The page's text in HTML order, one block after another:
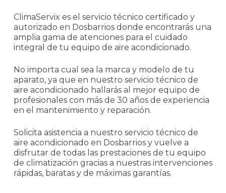
ClimaServix es el servicio técnico certificado y
autorizado en Dosbarrios donde encontrarás una
amplia gama de atenciones para el cuidado
integral de tu equipo de aire acondicionado.
No importa cual sea la marca y modelo de tu
aparato, ya que en nuestro servicio técnico de
aire acondicionado hallarás al mejor equipo de
profesionales con más de 30 años de experiencia
en el mantenimiento y reparación.
Solicita asistencia a nuestro servicio técnico de
aire acondicionado en Dosbarrios y vuelve a
disfrutar de todas las prestaciones de tu equipo
de climatización gracias a nuestras intervenciones
rápidas, baratas y de máximas garantías.